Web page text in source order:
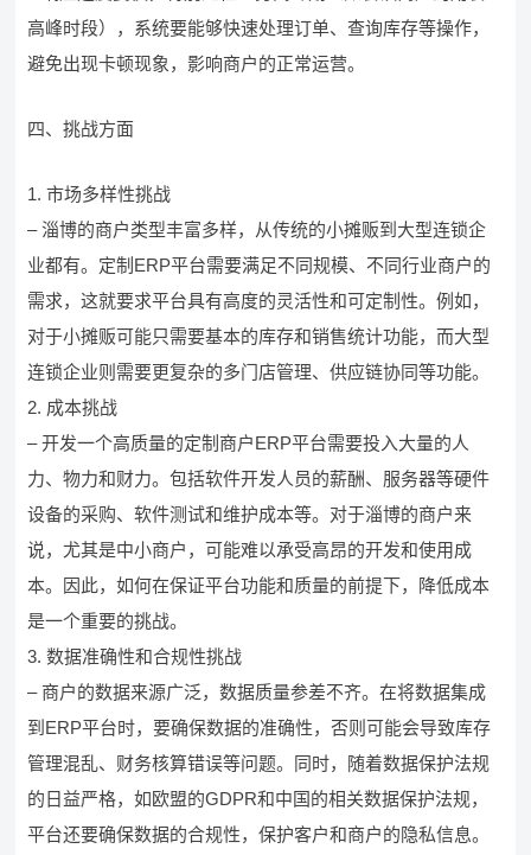
高峰时段），系统要能够快速处理订单、查询库存等操作，
避免出现卡顿现象，影响商户的正常运营。
四、挑战方面
1. 市场多样性挑战
– 淄博的商户类型丰富多样，从传统的小摊贩到大型连锁企
业都有。定制ERP平台需要满足不同规模、不同行业商户的
需求，这就要求平台具有高度的灵活性和可定制性。例如，
对于小摊贩可能只需要基本的库存和销售统计功能，而大型
连锁企业则需要更复杂的多门店管理、供应链协同等功能。
2. 成本挑战
– 开发一个高质量的定制商户ERP平台需要投入大量的人
力、物力和财力。包括软件开发人员的薪酬、服务器等硬件
设备的采购、软件测试和维护成本等。对于淄博的商户来
说，尤其是中小商户，可能难以承受高昂的开发和使用成
本。因此，如何在保证平台功能和质量的前提下，降低成本
是一个重要的挑战。
3. 数据准确性和合规性挑战
– 商户的数据来源广泛，数据质量参差不齐。在将数据集成
到ERP平台时，要确保数据的准确性，否则可能会导致库存
管理混乱、财务核算错误等问题。同时，随着数据保护法规
的日益严格，如欧盟的GDPR和中国的相关数据保护法规，
平台还要确保数据的合规性，保护客户和商户的隐私信息。